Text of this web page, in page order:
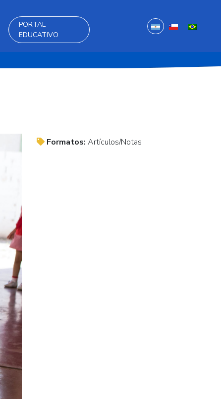
PORTAL
EDUCATIVO
Formatos: Artículos/Notas